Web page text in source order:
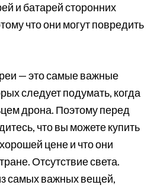
и батарей сторонних
что они могут повредить
— это самые важные
следует подумать, когда
дрона. Поэтому перед
что вы можете купить
цене и что они
Отсутствие света.
самых важных вещей,